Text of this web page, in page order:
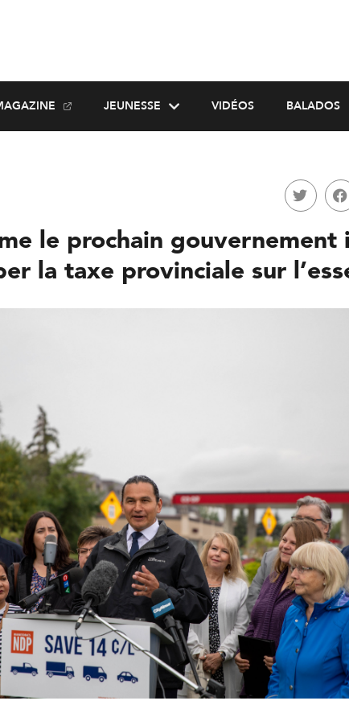
JEUNESSE VIDÉOS BALADOS
le prochain gouvernement
la taxe provinciale sur